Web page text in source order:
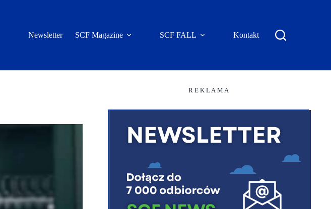
Newsletter SCF Magazine SCF FALL Kontakt
R E K L A M A